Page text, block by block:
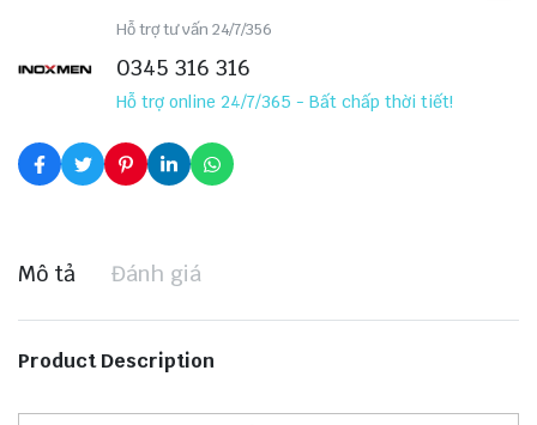
Hỗ trợ tư vấn 24/7/356
0345 316 316
Hỗ trợ online 24/7/365 - Bất chấp thời tiết!
Mô tả Đánh giá
Product Description